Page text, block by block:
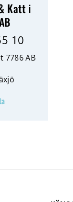
Katt i
10
7786 AB